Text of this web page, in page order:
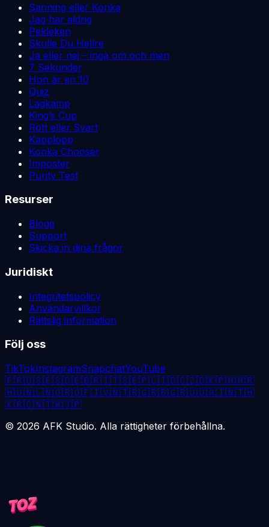
Sanning eller Konka
Jag har aldrig
Pekleken
Skulle Du Hellre
Ja eller nej – inga om och men
7 Sekunder
Hon är en 10
Quiz
Lagkamp
King’s Cup
Rött eller Svart
Kapplopp
Konka Chooser
Imposter
Purity Test
Resurser
Blogg
Support
Skicka in dina frågor
Juridiskt
Integritetspolicy
Användarvillkor
Rättslig information
Följ oss
TikTokInstagramSnapchatYouTube
🇫🇷🇺🇸🇪🇸🇩🇪🇧🇷🇮🇹🇸🇪🇵🇱🇮🇩🇨🇿🇩🇰🇵🇭🇭🇷
🇭🇺🇳🇱🇳🇴🇷🇴🇫🇮🇻🇳🇹🇷🇬🇷🇧🇬🇷🇺🇺🇦🇮🇳🇹🇭
🇰🇷🇨🇳🇹🇼🇯🇵
© 2026 AFK Studio. Alla rättigheter förbehållna.